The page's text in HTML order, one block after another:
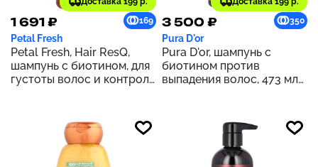
1 691 ₽ 169
Petal Fresh
Petal Fresh, Hair ResQ,
шампунь с биотином, для
густоты волос и контроля
3 500 ₽ 350
Pura D'or
Pura D'or, шампунь с
биотином против
выпадения волос, 473 мл